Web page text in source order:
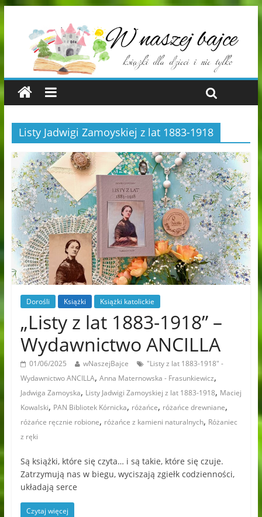
Listy Jadwigi Zamoyskiej z lat 1883-1918
Dorośli Książki Książki katolickie
„Listy z lat 1883-1918” –
Wydawnictwo ANCILLA
01/06/2025 wNaszejBajce
"Listy z lat 1883-1918" -
Wydawnictwo ANCILLA, Anna Maternowska - Frasunkiewicz,
Jadwiga Zamoyska, Listy Jadwigi Zamoyskiej z lat 1883-1918, Maciej
Kowalski, PAN Bibliotek Kórnicka, różańce, różańce drewniane,
różańce ręcznie robione, różańce z kamieni naturalnych, Różaniec
z ręki
Są książki, które się czyta… i są takie, które się czuje.
Zatrzymują nas w biegu, wyciszają zgiełk codzienności,
układają serce
Czytaj więcej